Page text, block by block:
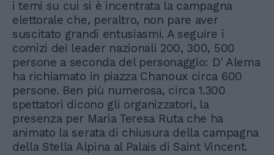
i temi su cui si è incentrata la campagna
elettorale che, peraltro, non pare aver
suscitato grandi entusiasmi. A seguire i
comizi dei leader nazionali 200, 300, 500
persone a seconda del personaggio: D' Alema
ha richiamato in piazza Chanoux circa 600
persone. Ben più numerosa, circa 1.300
spettatori dicono gli organizzatori, la
presenza per Maria Teresa Ruta che ha
animato la serata di chiusura della campagna
della Stella Alpina al Palais di Saint Vincent.